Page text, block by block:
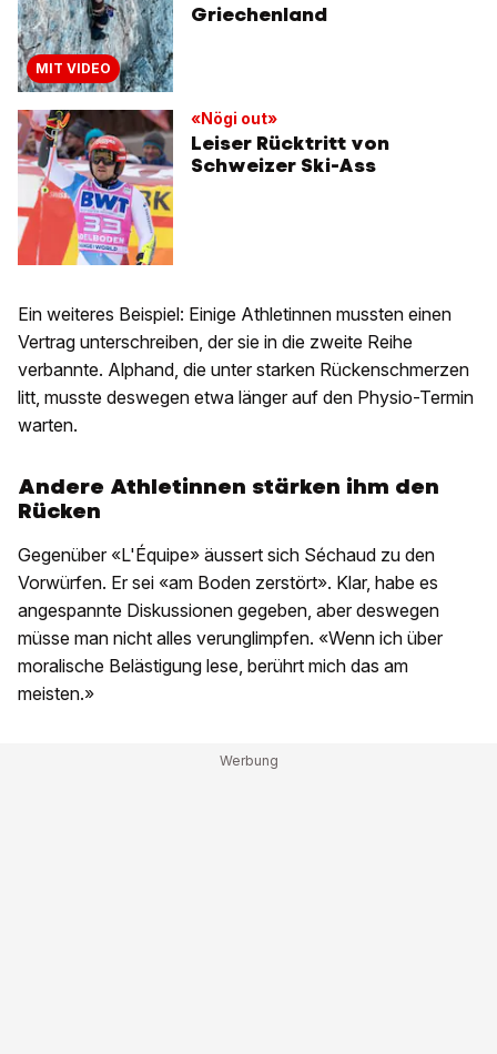
MIT VIDEO
Griechenland
«Nögi out»
Leiser Rücktritt von
Schweizer Ski-Ass
Ein weiteres Beispiel: Einige Athletinnen mussten einen
Vertrag unterschreiben, der sie in die zweite Reihe
verbannte. Alphand, die unter starken Rückenschmerzen
litt, musste deswegen etwa länger auf den Physio-Termin
warten.
Andere Athletinnen stärken ihm den
Rücken
Gegenüber «L'Équipe» äussert sich Séchaud zu den
Vorwürfen. Er sei «am Boden zerstört». Klar, habe es
angespannte Diskussionen gegeben, aber deswegen
müsse man nicht alles verunglimpfen. «Wenn ich über
moralische Belästigung lese, berührt mich das am
meisten.»